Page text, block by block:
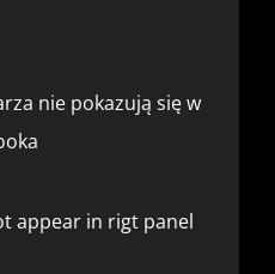
nie pokazują się w
appear in rigt panel